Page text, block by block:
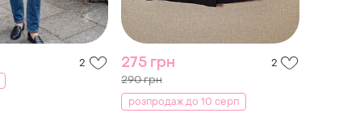
2 275 грн 2
290 грн
розпродаж до 10 серп